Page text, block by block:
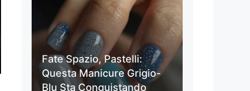
Fate Spazio, Pastelli:
Questa Manicure Grigio-
Blu Sta Conquistando